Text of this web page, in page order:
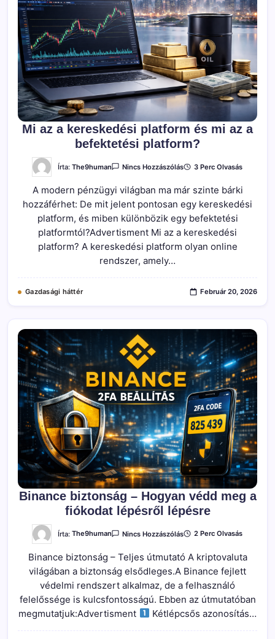
Mi az a kereskedési platform és mi az a
befektetési platform?
Írta: The9human Nincs HozzászólásA(z)
A
Platform
És
Mi
Az
A
Befektetési
Platform?
3 Perc Olvasás
A modern pénzügyi világban ma már szinte bárki
hozzáférhet: De mit jelent pontosan egy kereskedési
platform, és miben különbözik egy befektetési
platformtól?Advertisment Mi az a kereskedési
platform? A kereskedési platform olyan online
rendszer, amely…
Gazdasági háttér Február 20, 2026
Binance biztonság – Hogyan védd meg a
fiókodat lépésről lépésre
Írta: The9human Nincs HozzászólásA(z)
–
Védd
Meg
A
Fiókodat
Lépésről
Lépésre
2 Perc Olvasás
Binance biztonság – Teljes útmutató A kriptovaluta
világában a biztonság elsődleges.A Binance fejlett
védelmi rendszert alkalmaz, de a felhasználó
felelőssége is kulcsfontosságú. Ebben az útmutatóban
megmutatjuk:Advertisment
Kétlépcsős azonosítás…